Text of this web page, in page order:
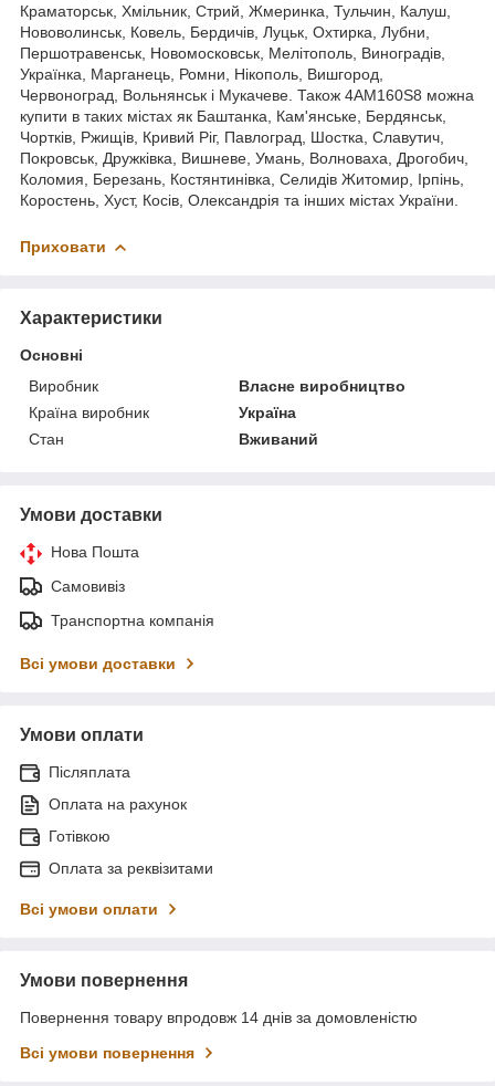
Краматорськ, Хмільник, Стрий, Жмеринка, Тульчин, Калуш,
Нововолинськ, Ковель, Бердичів, Луцьк, Охтирка, Лубни,
Першотравенськ, Новомосковськ, Мелітополь, Виноградів,
Українка, Марганець, Ромни, Нікополь, Вишгород,
Червоноград, Вольнянськ і Мукачеве. Також 4АМ160S8 можна
купити в таких містах як Баштанка, Кам'янське, Бердянськ,
Чортків, Ржищів, Кривий Ріг, Павлоград, Шостка, Славутич,
Покровськ, Дружківка, Вишневе, Умань, Волноваха, Дрогобич,
Коломия, Березань, Костянтинівка, Селидів Житомир, Ірпінь,
Коростень, Хуст, Косів, Олександрія та інших містах України.
Приховати
Характеристики
Основні
Виробник
Власне виробництво
Країна виробник
Україна
Стан
Вживаний
Умови доставки
Нова Пошта
Самовивіз
Транспортна компанія
Всі умови доставки
Умови оплати
Післяплата
Оплата на рахунок
Готівкою
Оплата за реквізитами
Всі умови оплати
Умови повернення
Повернення товару впродовж 14 днів за домовленістю
Всі умови повернення